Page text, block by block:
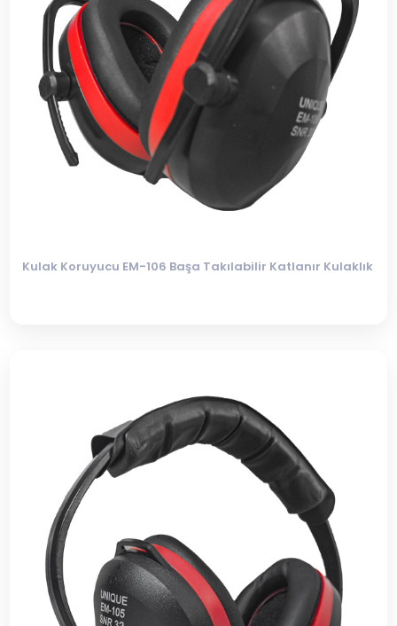
Kulak Koruyucu EM-106 Başa Takılabilir Katlanır Kulaklık